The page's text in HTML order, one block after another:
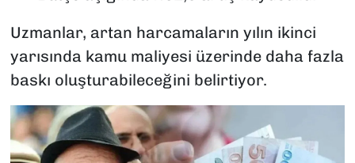
Uzmanlar, artan harcamaların yılın ikinci
yarısında kamu maliyesi üzerinde daha fazla
baskı oluşturabileceğini belirtiyor.